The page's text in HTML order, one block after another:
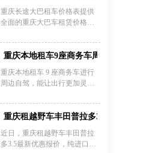
惠。建议消费者
高端车型如S450日租达1500元
商务车型中，7座奔驰V260和威
日租达1200元豪华越野车如奔
驰G63日租约1800-4000元，电
动车型仰望U8为1500元/天价格
供需影响显著，旺季可能上涨
10%-20%。多数公司提供含司
重庆长途大巴租车价格表提供
全面的重庆大巴车租赁价格查
包车费用标准。根据车型不
同，19座中巴日租价格约400-
元，49-55座大巴日租约1200
元。20-30座小型大巴日租700-
日租900-2500元。重庆长途包车
租车费用受车型、行程距离和
季节影响较大，如7座商务车约
重庆本地租车9座商务车周边自驾价格表
重庆本地租车 9 座商务车进行
周边自驾，能让出行更加灵活
提供丰富选择。福特途睿欧 9
座商务车，重庆本地租车 9 座
约 500 - 700 元，车内空间布局
合理，驾驶操控性良好。江淮
重庆租越野车丰田普拉多3.5-丰田霸道租
近日，重庆租越野车丰田普拉
多3.5最新优惠报价，纯进口霸